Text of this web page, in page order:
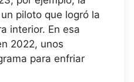
piloto que logró la
interior. En esa
2022, unos
para enfriar